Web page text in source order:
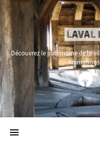
Panneau de gestion des
Découvrez le patrimoine de la